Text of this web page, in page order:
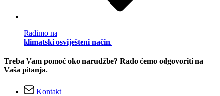
Radimo na
klimatski osviješteni način.
Treba Vam pomoć oko narudžbe? Rado ćemo odgovoriti na
Vaša pitanja.
Kontakt